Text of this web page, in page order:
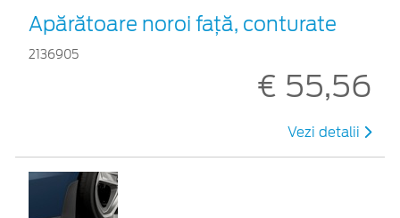
Apărătoare noroi față, conturate
2136905
€ 55,56
Vezi detalii